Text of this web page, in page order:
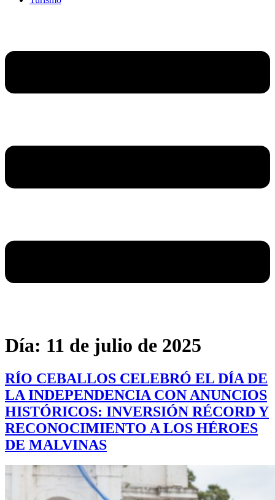
Día: 11 de julio de 2025
RÍO CEBALLOS CELEBRÓ EL DÍA DE
LA INDEPENDENCIA CON ANUNCIOS
HISTÓRICOS: INVERSIÓN RÉCORD Y
RECONOCIMIENTO A LOS HÉROES
DE MALVINAS